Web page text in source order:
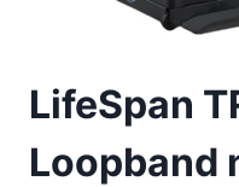
LifeSpan
Loopband